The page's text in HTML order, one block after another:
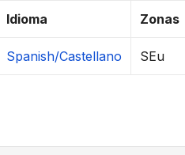
Idioma Zonas
Spanish/Castellano SEu